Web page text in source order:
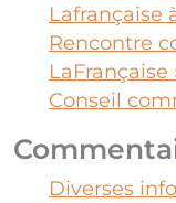
Lafrançaise
Rencontre
Conseil
Diverses